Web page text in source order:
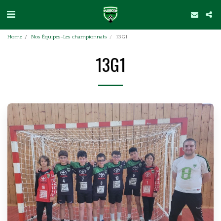
Home Nos Équipes-Les championnats 13G1
13G1